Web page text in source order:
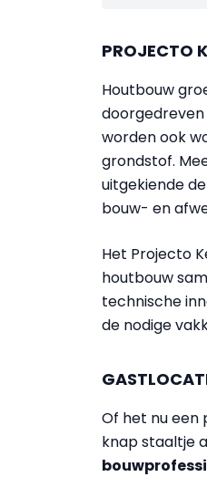
PROJECTO
Houtbouw
worden ook
grondstof.
uitgekiende
bouw- en
Het Projecto
houtbouw
technische
de nodige
Of het nu een
knap staaltje